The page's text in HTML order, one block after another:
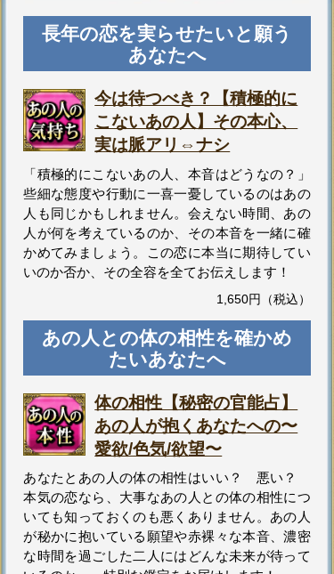
長年の恋を実らせたいと願う
あなたへ
今は待つべき？【積極的に
こないあの人】その本心、
実は脈アリ⇔ナシ
「積極的にこないあの人、本音はどうなの？」
些細な態度や行動に一喜一憂しているのはあの
人も同じかもしれません。会えない時間、あの
人が何を考えているのか、その本音を一緒に確
かめてみましょう。この恋に本当に期待してい
いのか否か、その全容を全てお伝えします！
1,650円（税込）
あの人との体の相性を確かめ
たいあなたへ
体の相性【秘密の官能占】
あの人が抱くあなたへの〜
愛欲/色気/欲望〜
あなたとあの人の体の相性はいい？ 悪い？
本気の恋なら、大事なあの人との体の相性につ
いても知っておくのも悪くありません。あの人
が秘かに抱いている願望や赤裸々な本音、濃密
な時間を過ごした二人にはどんな未来が待って